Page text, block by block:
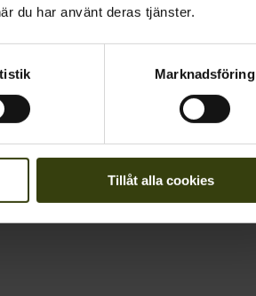
du har använt deras tjänster.
Marknadsföring
Tillåt alla cookies